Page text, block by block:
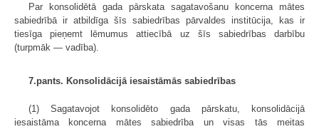
Par konsolidētā gada pārskata sagatavošanu koncerna mātes
sabiedrībā ir atbildīga šīs sabiedrības pārvaldes institūcija, kas ir
tiesīga pieņemt lēmumus attiecībā uz šīs sabiedrības darbību
(turpmāk — vadība).
7.pants. Konsolidācijā iesaistāmās sabiedrības
(1) Sagatavojot konsolidēto gada pārskatu, konsolidācijā
iesaistāma koncerna mātes sabiedrība un visas tās meitas